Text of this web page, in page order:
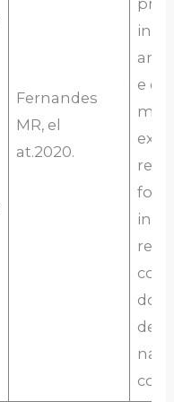
Fernandes
MR, el
at.2020.
e
dos
na